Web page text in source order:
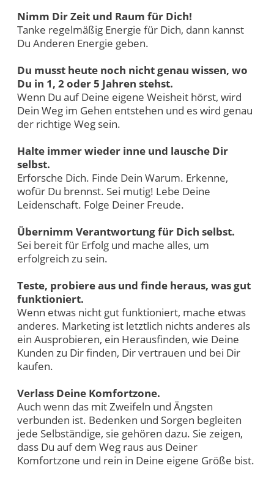
Nimm Dir Zeit und Raum für Dich!
Tanke regelmäßig Energie für Dich, dann kannst
Du Anderen Energie geben.
Du musst heute noch nicht genau wissen, wo
Du in 1, 2 oder 5 Jahren stehst.
Wenn Du auf Deine eigene Weisheit hörst, wird
Dein Weg im Gehen entstehen und es wird genau
der richtige Weg sein.
Halte immer wieder inne und lausche Dir
selbst.
Erforsche Dich. Finde Dein Warum. Erkenne,
wofür Du brennst. Sei mutig! Lebe Deine
Leidenschaft. Folge Deiner Freude.
Übernimm Verantwortung für Dich selbst.
Sei bereit für Erfolg und mache alles, um
erfolgreich zu sein.
Teste, probiere aus und finde heraus, was gut
funktioniert.
Wenn etwas nicht gut funktioniert, mache etwas
anderes. Marketing ist letztlich nichts anderes als
ein Ausprobieren, ein Herausfinden, wie Deine
Kunden zu Dir finden, Dir vertrauen und bei Dir
kaufen.
Verlass Deine Komfortzone.
Auch wenn das mit Zweifeln und Ängsten
verbunden ist. Bedenken und Sorgen begleiten
jede Selbständige, sie gehören dazu. Sie zeigen,
dass Du auf dem Weg raus aus Deiner
Komfortzone und rein in Deine eigene Größe bist.